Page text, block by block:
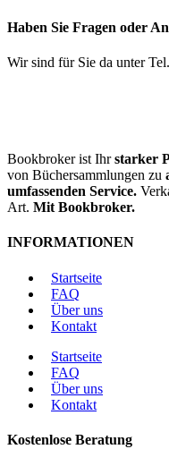
Haben Sie Fragen oder
Wir sind für Sie da unter Tel.
Bookbroker ist Ihrstarker
von Büchersammlungen zu
umfassenden Service.
Art. Mit Bookbroker.
INFORMATIONEN
Startseite
FAQ
Über uns
Kontakt
Startseite
FAQ
Über uns
Kontakt
Kostenlose Beratung